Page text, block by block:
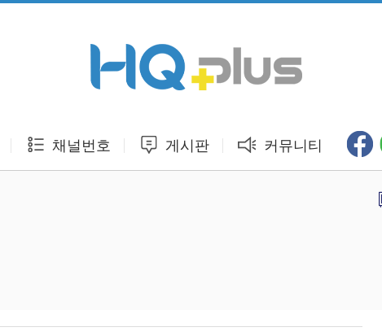
채널번호 게시판 커뮤니티